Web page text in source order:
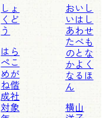
しょ
くど
う
はら
ぺこ
めが
ね偕
成社
対象
おいし
いはし
あわせ
たべも
のとな
かよく
なるほ
ん
横山